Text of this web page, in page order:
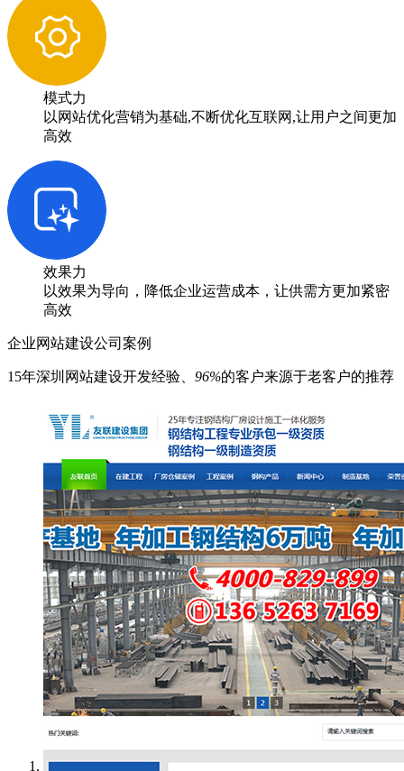
模式力
以网站优化营销为基础,不断优化互联网,让用户之间更加
高效
效果力
以效果为导向，降低企业运营成本，让供需方更加紧密
高效
企业网站建设公司案例
15年深圳网站建设开发经验、 96%的客户来源于老客户的推荐